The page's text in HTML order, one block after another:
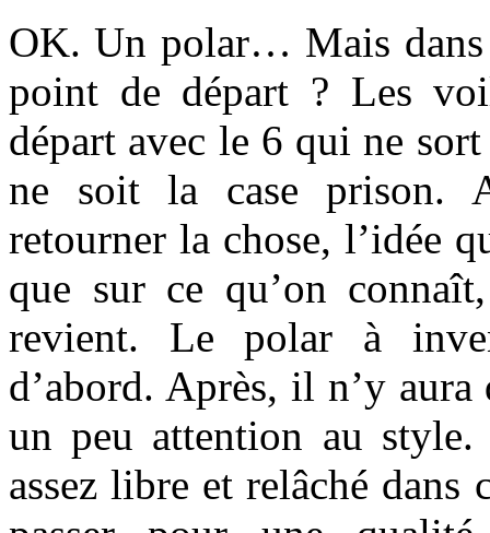
OK. Un polar… Mais dans
point de départ ? Les
départ avec le 6 qui ne
ne soit la case prison.
retourner la chose, l’idée
que sur ce qu’on
revient. Le polar à
d’abord. Après, il n’y aura
un peu attention au
assez libre et relâché dans